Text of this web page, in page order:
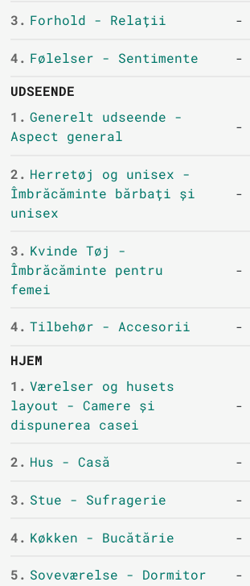
3. Forhold - Relații -
4. Følelser - Sentimente -
UDSEENDE
1. Generelt udseende -
Aspect general
-
2. Herretøj og unisex -
Îmbrăcăminte bărbați și
unisex
-
3. Kvinde Tøj -
Îmbrăcăminte pentru
femei
-
4. Tilbehør - Accesorii -
HJEM
1. Værelser og husets
layout - Camere și
dispunerea casei
-
2. Hus - Casă -
3. Stue - Sufragerie -
4. Køkken - Bucătărie -
5. Soveværelse - Dormitor -